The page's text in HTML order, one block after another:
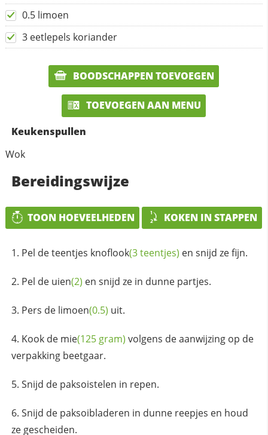
0.5 limoen
3 eetlepels koriander
BOODSCHAPPEN TOEVOEGEN
TOEVOEGEN AAN MENU
Keukenspullen
Wok
Bereidingswijze
TOON HOEVEELHEDEN KOKEN IN STAPPEN
Pel deteentjes knoflook(3 teentjes) en snijd ze fijn.
Pel de uien(2) en snijd ze in dunne partjes.
Pers de limoen(0.5) uit.
Kook de mie(125 gram) volgens de aanwijzing op de
verpakking beetgaar.
Snijd de paksoistelen in repen.
Snijd de paksoibladeren in dunne reepjes en houd
ze gescheiden.